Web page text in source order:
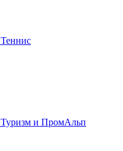
Теннис
Туризм и ПромАльп